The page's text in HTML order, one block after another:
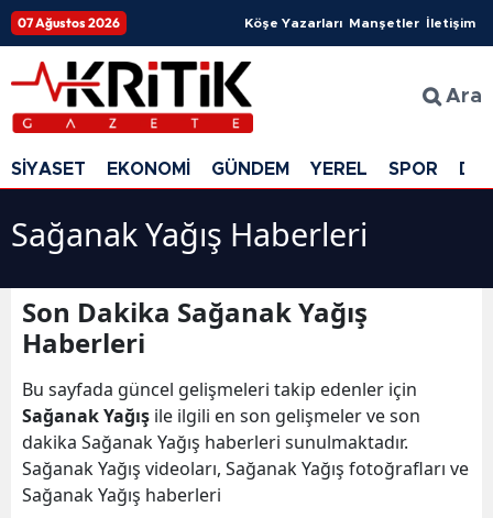
07 Ağustos 2026 Köşe Yazarları Manşetler İletişim
Ara
SİYASET EKONOMİ GÜNDEM YEREL SPOR
Sağanak Yağış Haberleri
Son Dakika Sağanak Yağış
Haberleri
Bu sayfada güncel gelişmeleri takip edenler için
Sağanak Yağış ile ilgili en son gelişmeler ve son
dakika Sağanak Yağış haberleri sunulmaktadır.
Sağanak Yağış videoları, Sağanak Yağış fotoğrafları ve
Sağanak Yağış haberleri